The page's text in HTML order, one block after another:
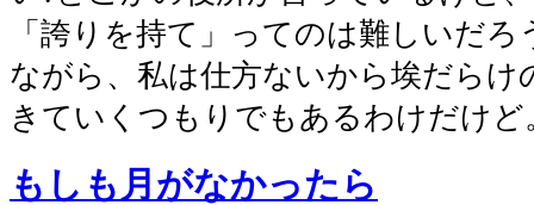
「誇りを持て」ってのは難しいだ
ながら、私は仕方ないから埃だらけ
きていくつもりでもあるわけだけど
もしも月がなかったら